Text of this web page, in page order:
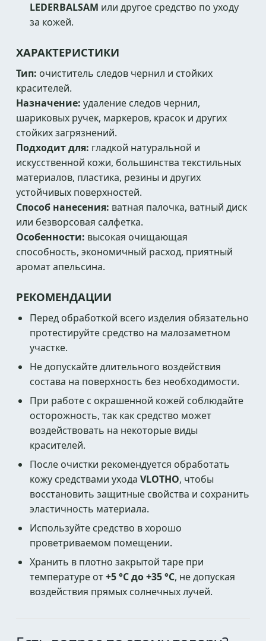
LEDERBALSAM или другое средство по уходу
за кожей.
ХАРАКТЕРИСТИКИ
Тип: очиститель следов чернил и стойких
красителей.
Назначение: удаление следов чернил,
шариковых ручек, маркеров, красок и других
стойких загрязнений.
Подходит для: гладкой натуральной и
искусственной кожи, большинства текстильных
материалов, пластика, резины и других
устойчивых поверхностей.
Способ нанесения: ватная палочка, ватный диск
или безворсовая салфетка.
Особенности: высокая очищающая
способность, экономичный расход, приятный
аромат апельсина.
РЕКОМЕНДАЦИИ
Перед обработкой всего изделия обязательно
протестируйте средство на малозаметном
участке.
Не допускайте длительного воздействия
состава на поверхность без необходимости.
При работе с окрашенной кожей соблюдайте
осторожность, так как средство может
воздействовать на некоторые виды
красителей.
После очистки рекомендуется обработать
кожу средствами уходаVLOTHO, чтобы
восстановить защитные свойства и сохранить
эластичность материала.
Используйте средство в хорошо
проветриваемом помещении.
Хранить в плотно закрытой таре при
температуре от+5 °C до +35 °C, не допуская
воздействия прямых солнечных лучей.